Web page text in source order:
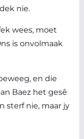
nie.
wees, moet
is onvolmaak
en die
Baez het gesê
sterf nie, maar jy